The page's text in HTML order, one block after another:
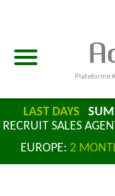
Plateforme
LAST DAYS
RECRUIT SALES
EUROPE: 2